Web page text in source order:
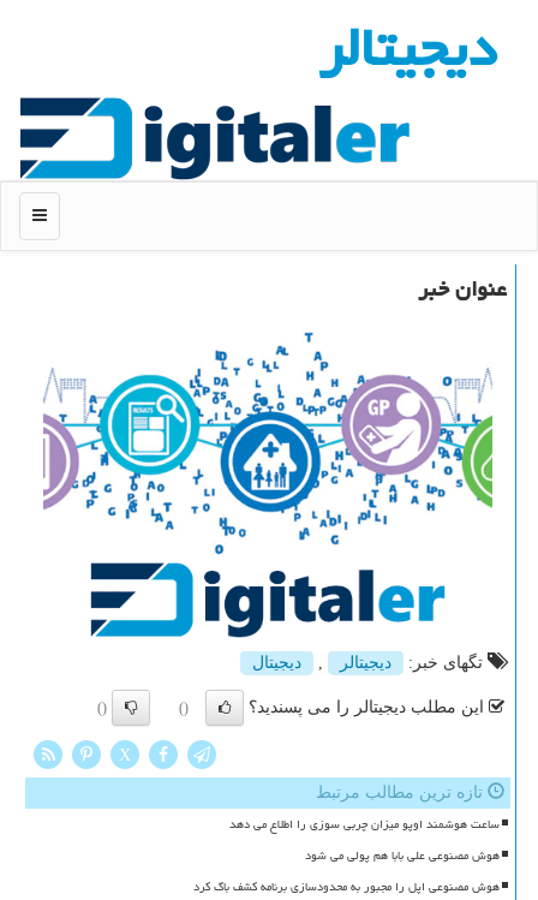
دیجیتالر
منو
عنوان خبر
تگهای خبر: دیجیتالر دیجیتال
این مطلب دیجیتالر را می پسندید؟ ()
()
X
تازه ترین مطالب مرتبط
ساعت هوشمند اوپو میزان چربی سوزی را اطلاع می دهد
هوش مصنوعی علی بابا هم پولی می شود
هوش مصنوعی اپل را مجبور به محدودسازی برنامه کشف باگ کرد